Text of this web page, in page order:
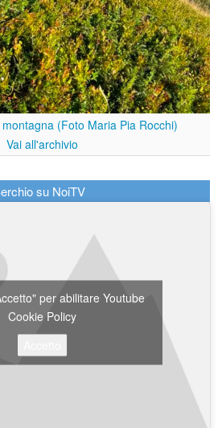
(Foto Maria Pia Rocchi)
Vai all'archivio
su NoiTV
per abilitare Youtube
Cookie Policy